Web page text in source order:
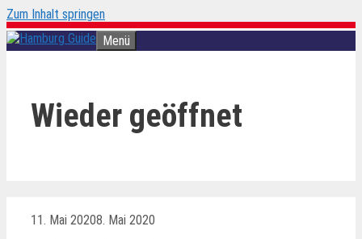
Zum Inhalt springen
Menü
Wieder geöffnet
11. Mai 20208. Mai 2020